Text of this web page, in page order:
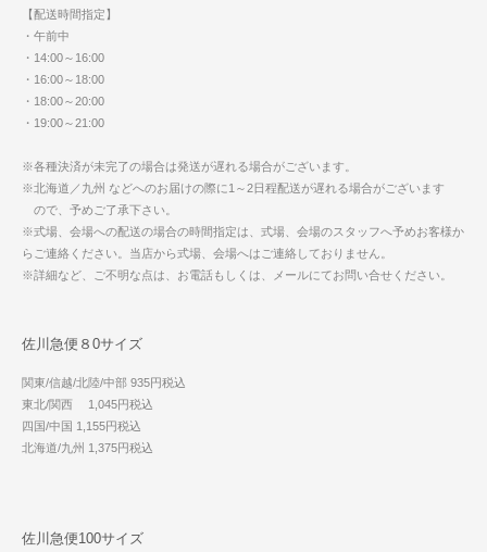
【配送時間指定】
・午前中
・14:00～16:00
・16:00～18:00
・18:00～20:00
・19:00～21:00
※各種決済が未完了の場合は発送が遅れる場合がございます。
※北海道／九州 などへのお届けの際に1～2日程配送が遅れる場合がございます
ので、予めご了承下さい。
※式場、会場への配送の場合の時間指定は、式場、会場のスタッフへ予めお客様か
らご連絡ください。当店から式場、会場へはご連絡しておりません。
※詳細など、ご不明な点は、お電話もしくは、メールにてお問い合せください。
佐川急便８0サイズ
関東/信越/北陸/中部 935円税込
東北/関西 1,045円税込
四国/中国 1,155円税込
北海道/九州 1,375円税込
佐川急便100サイズ